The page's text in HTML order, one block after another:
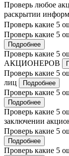
Проверь любое
раскрытии
Проверь какие 5
Проверь какие 5
Подробнее
Проверь какие 5
АКЦИОНЕРОВ
Проверь какие 5
лиц
Подробнее
Проверь какие 5
Подробнее
Проверь какие 5
заключении
Проверь какие 5
Подробнее
Проверь какие 5